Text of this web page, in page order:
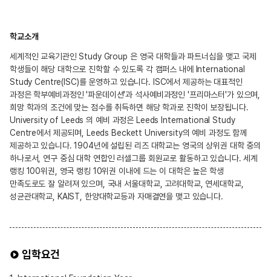
학교소개
세계적인 교육기관인 Study Group 은 영국 대학들과 파트너십을 맺고 국제
학생들이 해당 대학으로 진학할 수 있도록 각 캠퍼스 내에 International
Study Centre(ISC)를 운영하고 있습니다. ISC에서 제공하는 대표적인
과정은 학부예비과정인 '파운데이션'과 석사예비과정인 '프리마스터'가 있으며,
희망 학과의 조건에 맞는 점수를 취득하면 해당 학과로 진학이 보장됩니다.
University of Leeds 의 예비 과정은 Leeds International Study
Centre에서 제공되며, Leeds Beckett University의 예비 과정도 함께
제공하고 있습니다. 1904년에 설립된 리즈 대학교는 영국의 상위권 대학 중의
하나로서, 연구 중심 대학 연합인 러셀그룹 회원교로 활동하고 있습니다. 세계
랭킹 100위권, 영국 랭킹 10위권 이내에 드는 이 대학은 높은 학생
만족도로도 잘 알려져 있으며, 국내 서울대학교, 고려대학교, 연세대학교,
성균관대학교, KAIST, 한양대학교등과 자매결연을 맺고 있습니다.
입학요건